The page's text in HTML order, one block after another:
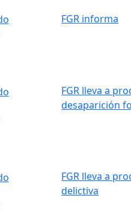
FGR informa
FGR lleva a
desaparición
FGR lleva a
delictiva